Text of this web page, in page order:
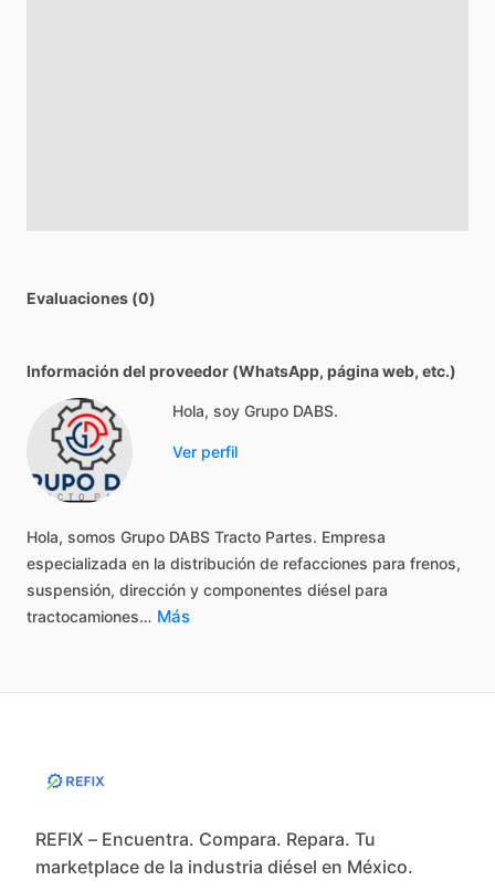
Evaluaciones (0)
Información del proveedor (WhatsApp, página web, etc.)
Hola, soy Grupo DABS.
Ver perfil
Hola, somos Grupo DABS Tracto Partes. Empresa
especializada en la distribución de refacciones para frenos,
suspensión, dirección y componentes diésel para
tractocamiones… Más
REFIX – Encuentra. Compara. Repara. Tu
marketplace de la industria diésel en México.